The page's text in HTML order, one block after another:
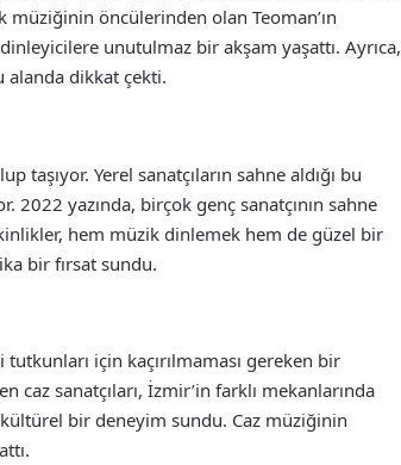
öncülerinden olan Teoman’ın
unutulmaz bir akşam yaşattı. Ayrıca,
alanda dikkat çekti.
Yerel sanatçıların sahne aldığı bu
yazında, birçok genç sanatçının sahne
hem müzik dinlemek hem de güzel bir
bir fırsat sundu.
için kaçırılmaması gereken bir
sanatçıları, İzmir’in farklı mekanlarında
bir deneyim sundu. Caz müziğinin